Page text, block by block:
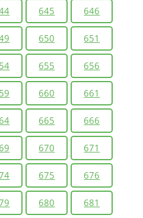
645 646
650 651
655 656
660 661
665 666
670 671
675 676
680 681